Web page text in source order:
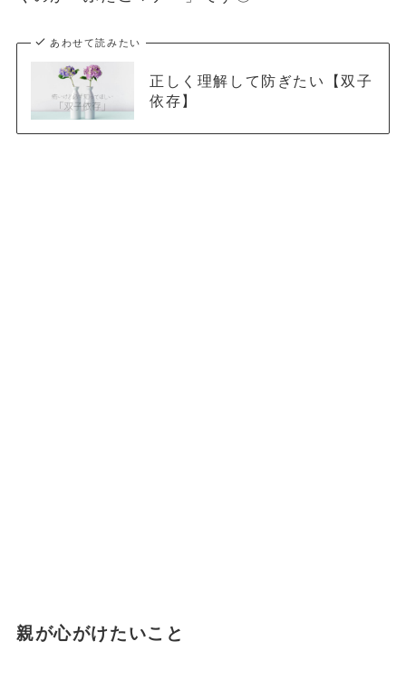
あわせて読みたい
正しく理解して防ぎたい【双子
依存】
親が心がけたいこと